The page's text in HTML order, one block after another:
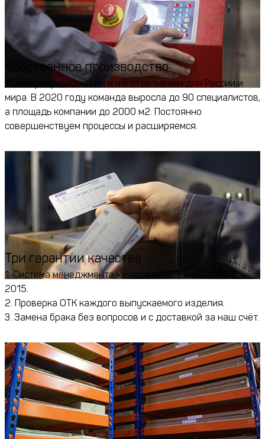
Собственное производство
15 лет разрабатываем и изготавливаем для России и
мира. В 2020 году команда выросла до 90 специалистов,
а площадь компании до 2000 м2. Постоянно
совершенствуем процессы и расширяемся.
Три гарантии качества
1. Система менеджмента качества ГОСТ Р ИСО 9001-
2015.
2. Проверка ОТК каждого выпускаемого изделия.
3. Замена брака без вопросов и с доставкой за наш счёт.